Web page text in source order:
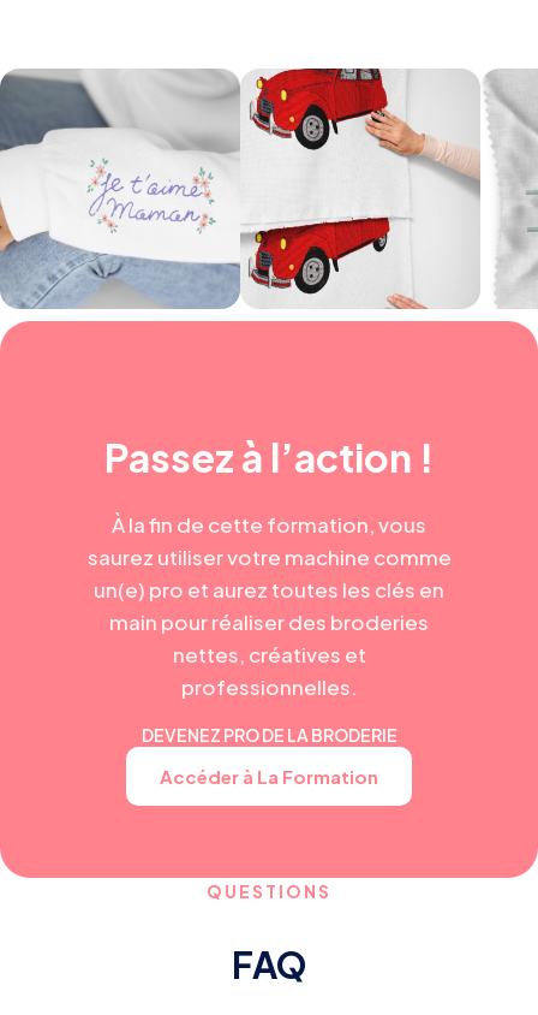
Passez à l’action !
À la fin de cette formation, vous
saurez utiliser votre machine comme
un(e) pro et aurez toutes les clés en
main pour réaliser des broderies
nettes, créatives et
professionnelles.
DEVENEZ PRO DE LA BRODERIE
Accéder à La Formation
QUESTIONS
FAQ